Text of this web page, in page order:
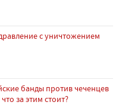
с уничтожением
банды против чеченцев
за этим стоит?